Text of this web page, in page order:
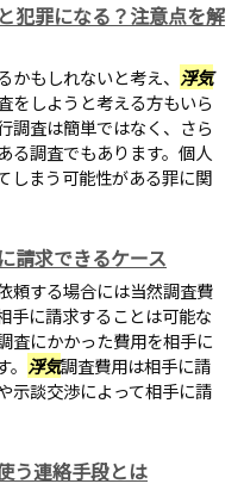
犯罪になる？注意点を解
かもしれないと考え、 浮気
をしようと考える方もいら
調査は簡単ではなく、さら
る調査でもあります。個人
しまう可能性がある罪に関
請求できるケース
頼する場合には当然調査費
手に請求することは可能な
査にかかった費用を相手に
浮気調査費用は相手に請
示談交渉によって相手に請
う連絡手段とは